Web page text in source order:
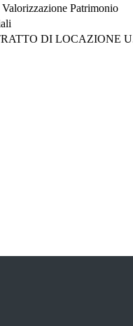
Patrimonio
DI LOCAZIONE